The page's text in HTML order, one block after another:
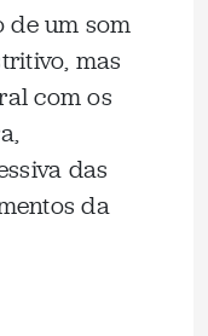
de um som
mas
com os
das
da